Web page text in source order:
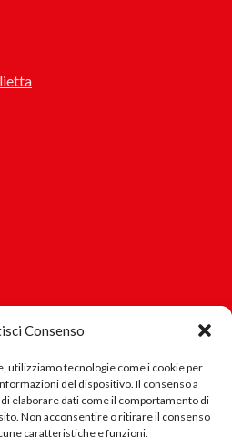
Consenso
utilizziamo tecnologie come i cookie per
del dispositivo. Il consenso a
elaborare dati come il comportamento di
Non acconsentire o ritirare il consenso
caratteristiche e funzioni.
o suggerirci idee? scrivici!
errore nei testi, collegamenti